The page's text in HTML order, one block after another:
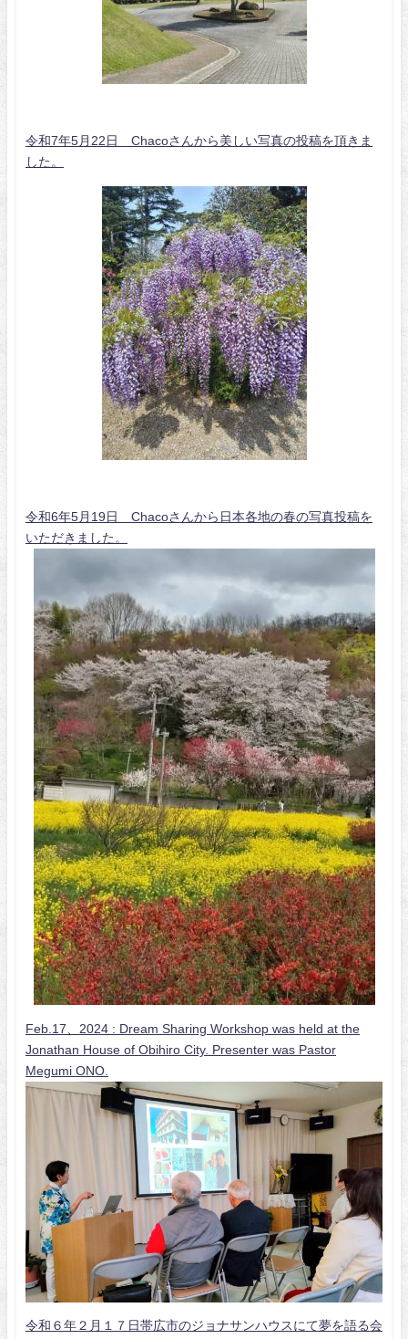
令和7年5月22日 Chacoさんから美しい写真の投稿を頂きま
した。
令和6年5月19日 Chacoさんから日本各地の春の写真投稿を
いただきました。
Feb.17、2024 : Dream Sharing Workshop was held at the
Jonathan House of Obihiro City. Presenter was Pastor
Megumi ONO.
令和６年２月１７日帯広市のジョナサンハウスにて夢を語る会